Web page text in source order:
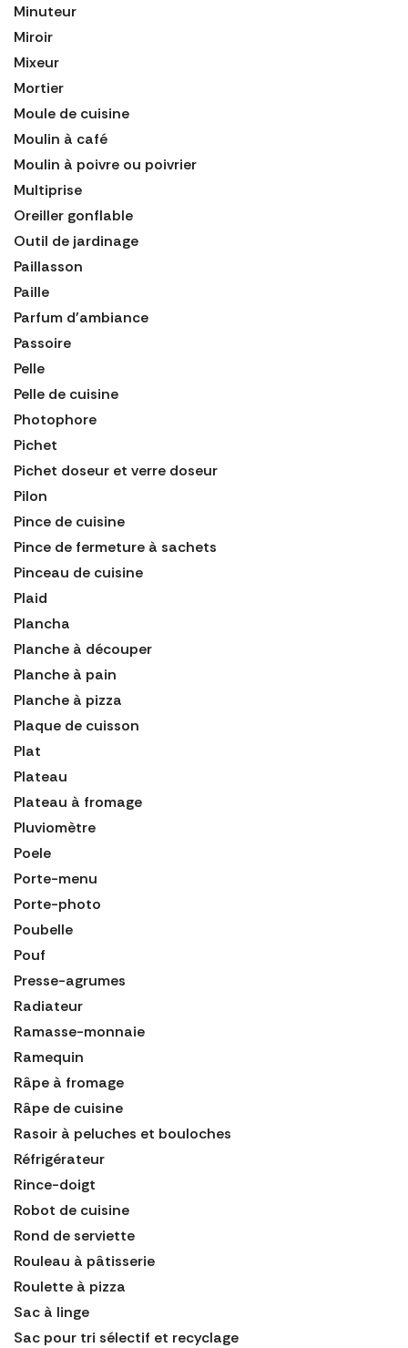
Minuteur
Miroir
Mixeur
Mortier
Moule de cuisine
Moulin à café
Moulin à poivre ou poivrier
Multiprise
Oreiller gonflable
Outil de jardinage
Paillasson
Paille
Parfum d'ambiance
Passoire
Pelle
Pelle de cuisine
Photophore
Pichet
Pichet doseur et verre doseur
Pilon
Pince de cuisine
Pince de fermeture à sachets
Pinceau de cuisine
Plaid
Plancha
Planche à découper
Planche à pain
Planche à pizza
Plaque de cuisson
Plat
Plateau
Plateau à fromage
Pluviomètre
Poele
Porte-menu
Porte-photo
Poubelle
Pouf
Presse-agrumes
Radiateur
Ramasse-monnaie
Ramequin
Râpe à fromage
Râpe de cuisine
Rasoir à peluches et bouloches
Réfrigérateur
Rince-doigt
Robot de cuisine
Rond de serviette
Rouleau à pâtisserie
Roulette à pizza
Sac à linge
Sac pour tri sélectif et recyclage